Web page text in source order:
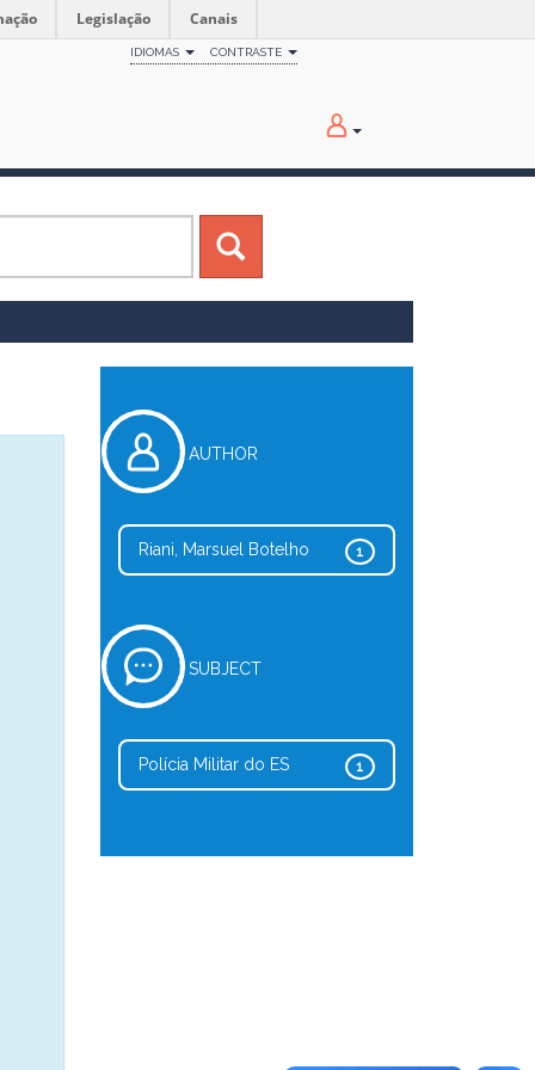
Legislação Canais
IDIOMAS CONTRASTE
AUTHOR
1
Riani, Marsuel Botelho
SUBJECT
1
Polícia Militar do ES